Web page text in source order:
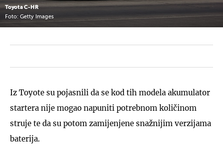
Toyota C-HR
Foto: Getty Images
Iz Toyote su pojasnili da se kod tih modela akumulator
startera nije mogao napuniti potrebnom količinom
struje te da su potom zamijenjene snažnijim verzijama
baterija.